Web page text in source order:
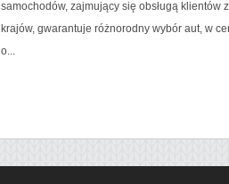
samochodów, zajmujący się obsługą klientów
krajów, gwarantuje różnorodny wybór aut, w
o...